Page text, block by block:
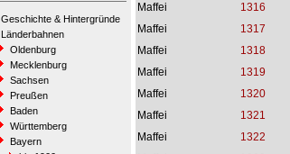
Geschichte & Hintergründe
Länderbahnen
Oldenburg
Mecklenburg
Sachsen
Preußen
Baden
Württemberg
Bayern
Maffei
1316
Maffei
1317
Maffei
1318
Maffei
1319
Maffei
1320
Maffei
1321
Maffei
1322